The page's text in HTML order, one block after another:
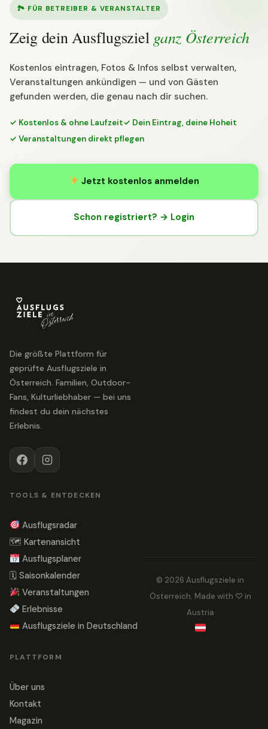
🏞 FÜR BETREIBER & VERANSTALTER
Zeig dein Ausflugsziel ganz Österreich
Kostenlos eintragen, Fotos & Infos selbst verwalten,
Veranstaltungen ankündigen — und von Gästen
gefunden werden, die genau nach dir suchen.
✓ Kostenlos & ohne Laufzeit✓ Dein Eintrag, deine Hoheit
✓ Veranstaltungen direkt pflegen
Jetzt kostenlos anmelden
Schon registriert? → Login
Die größte Plattform für
geprüfte Ausflugsziele in
Österreich. Familien, Outdoor-
Fans, Kulturliebhaber — bei uns
findest du dein nächstes
Erlebnis.
TOOLS & ENTDECKEN
Ausflugsradar
🗺 Kartenansicht
Ausflugsplaner
🗓 Saisonkalender
Veranstaltungen
Erlebnisse
Ausflugsziele in Deutschland
PLATTFORM
Über uns
Kontakt
Magazin
© 2026 Ausflugsziele in
Österreich. Made with ♡ in
Austria